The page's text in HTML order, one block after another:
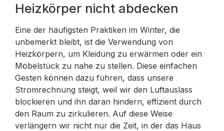
Heizkörper nicht abdecken
Eine der häufigsten Praktiken im Winter, die
unbemerkt bleibt, ist die Verwendung von
Heizkörpern, um Kleidung zu erwärmen oder ein
Möbelstück zu nahe zu stellen. Diese einfachen
Gesten können dazu führen, dass unsere
Stromrechnung steigt, weil wir den Luftauslass
blockieren und ihn daran hindern, effizient durch
den Raum zu zirkulieren. Auf diese Weise
verlängern wir nicht nur die Zeit, in der das Haus